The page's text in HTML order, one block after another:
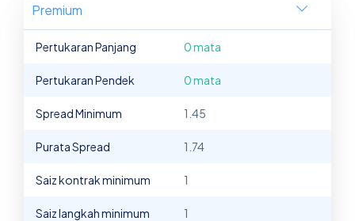
Premium
Pertukaran Panjang 0 mata
Pertukaran Pendek 0 mata
Spread Minimum 1.45
Purata Spread 1.74
Saiz kontrak minimum 1
Saiz langkah minimum 1